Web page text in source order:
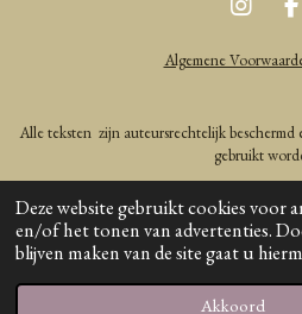
Deze website gebruikt cookies voor
en/of het tonen van advertenties.
blijven maken van de site gaat u
Akkoord
I
s
g
r
F
c
o
o
Algemene
Alle teksten zijn auteursrechtelijk beschermd
gebruikt
© 2026 Fijn verwoord